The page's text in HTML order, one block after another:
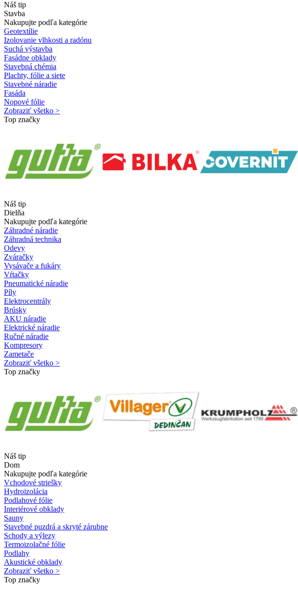
Náš tip
Stavba
Nakupujte podľa kategórie
Geotextílie
Izolovanie vlhkosti a radónu
Suchá výstavba
Fasádne obklady
Stavebná chémia
Plachty, fólie a siete
Stavebné náradie
Fasáda
Nopové fólie
Zobraziť všetko >
Top značky
Náš tip
Dielňa
Nakupujte podľa kategórie
Záhradné náradie
Záhradná technika
Odevy
Zváračky
Vysávače a fukáry
Vŕtačky
Pneumatické náradie
Píly
Elektrocentrály
Brúsky
AKU náradie
Elektrické náradie
Ručné náradie
Kompresory
Zametače
Zobraziť všetko >
Top značky
Náš tip
Dom
Nakupujte podľa kategórie
Vchodové striešky
Hydroizolácia
Podlahové fólie
Interiérové obklady
Sauny
Stavebné puzdrá a skryté zárubne
Schody a výlezy
Termoizolačné fólie
Podlahy
Akustické obklady
Zobraziť všetko >
Top značky